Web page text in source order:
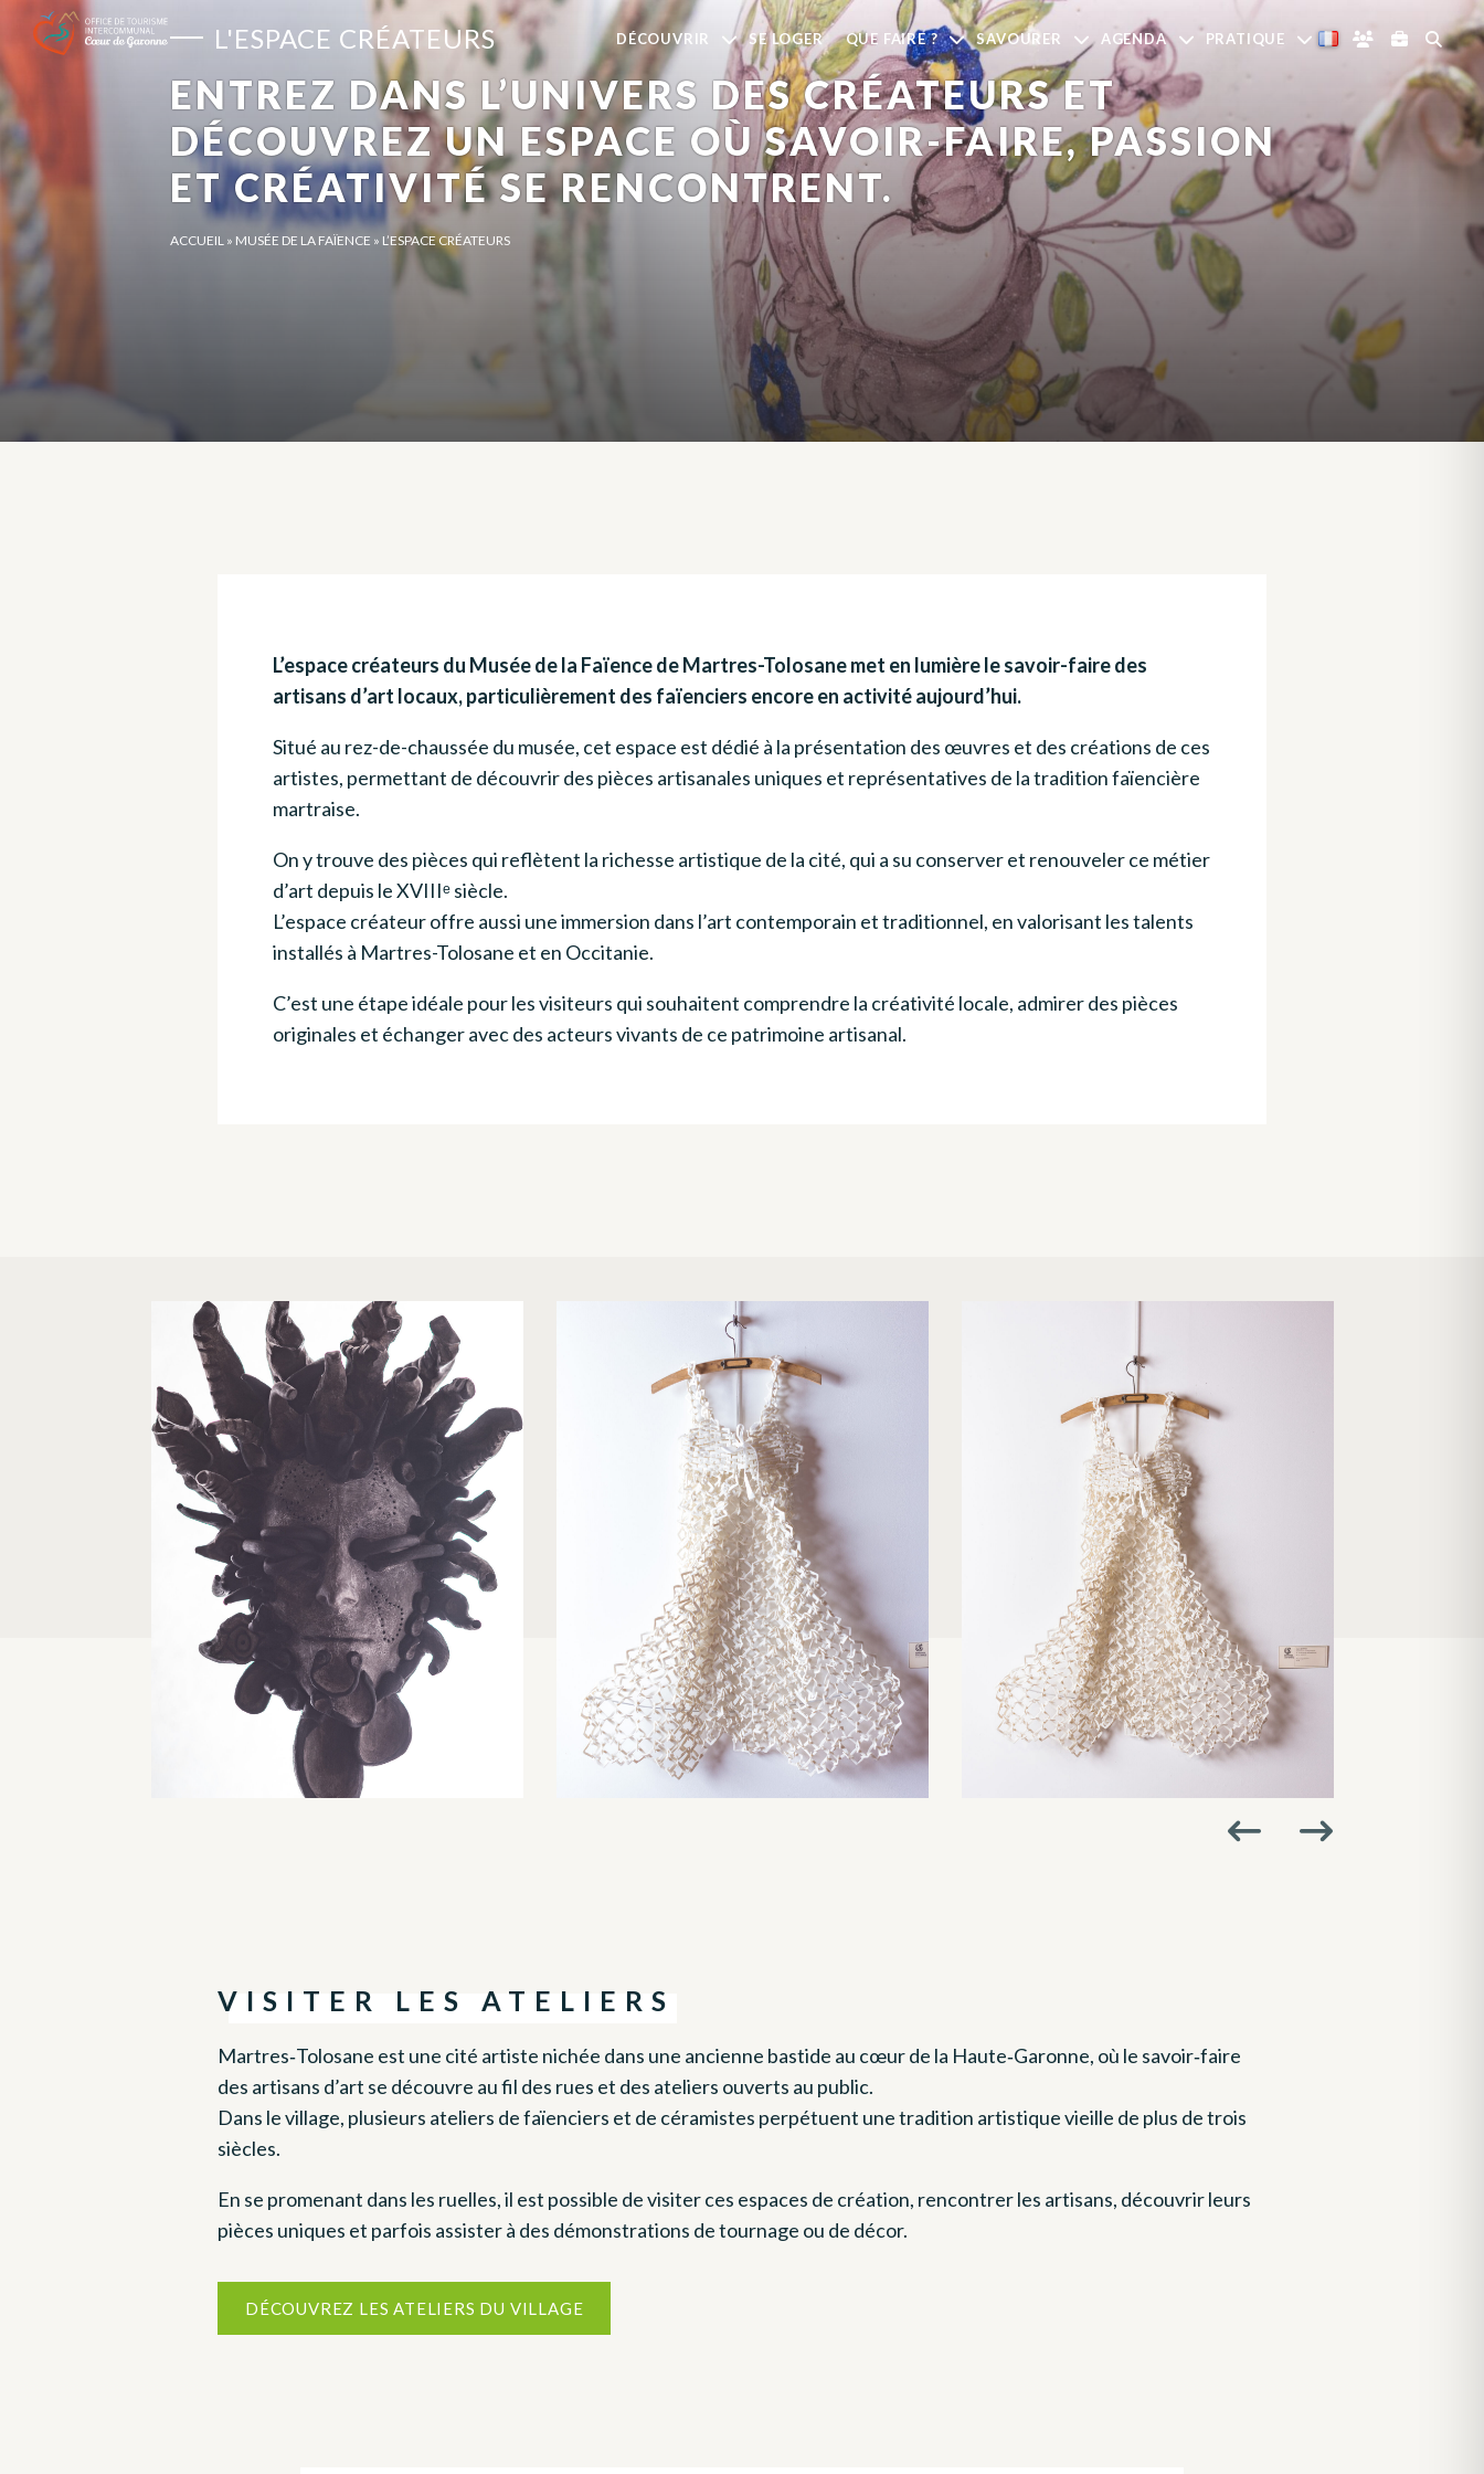
DÉCOUVRIR SE LOGER QUE FAIRE ? SAVOURER AGENDA PRATIQUE
ENTREZ DANS L’UNIVERS DES CRÉATEURS ET
DÉCOUVREZ UN ESPACE OÙ SAVOIR-FAIRE, PASSION
ET CRÉATIVITÉ SE RENCONTRENT.
L'ESPACE CRÉATEURS
ACCUEIL » MUSÉE DE LA FAÏENCE » L’ESPACE CRÉATEURS
L’espace créateurs du Musée de la Faïence de Martres-Tolosane met en lumière le savoir-faire des
artisans d’art locaux, particulièrement des faïenciers encore en activité aujourd’hui.
Situé au rez-de-chaussée du musée, cet espace est dédié à la présentation des œuvres et des créations de ces
artistes, permettant de découvrir des pièces artisanales uniques et représentatives de la tradition faïencière
martraise.
On y trouve des pièces qui reflètent la richesse artistique de la cité, qui a su conserver et renouveler ce métier
d’art depuis le XVIIIᵉ siècle.
L’espace créateur offre aussi une immersion dans l’art contemporain et traditionnel, en valorisant les talents
installés à Martres-Tolosane et en Occitanie.
C’est une étape idéale pour les visiteurs qui souhaitent comprendre la créativité locale, admirer des pièces
originales et échanger avec des acteurs vivants de ce patrimoine artisanal.
VISITER LES ATELIERS
Martres‑Tolosane est une cité artiste nichée dans une ancienne bastide au cœur de la Haute‑Garonne, où le savoir‑faire
des artisans d’art se découvre au fil des rues et des ateliers ouverts au public.
Dans le village, plusieurs ateliers de faïenciers et de céramistes perpétuent une tradition artistique vieille de plus de trois
siècles.
En se promenant dans les ruelles, il est possible de visiter ces espaces de création, rencontrer les artisans, découvrir leurs
pièces uniques et parfois assister à des démonstrations de tournage ou de décor.
DÉCOUVREZ LES ATELIERS DU VILLAGE
Panneau de gestion des cookies